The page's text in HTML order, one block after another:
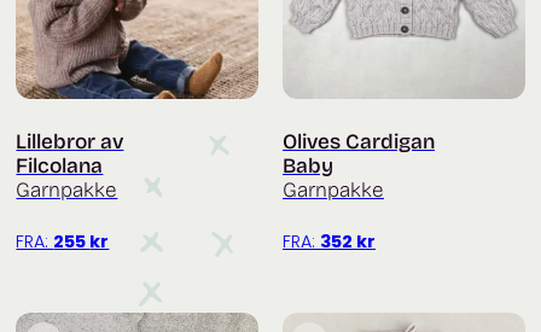
Lillebror av
Filcolana
Garnpakke
FRA: 255 kr
Olives Cardigan
Baby
Garnpakke
FRA: 352 kr